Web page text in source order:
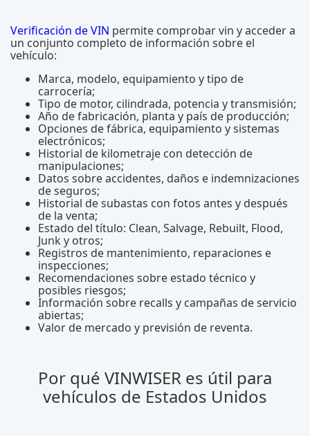
Verificación de VIN permite comprobar vin y acceder a
un conjunto completo de información sobre el
vehículo:
Marca, modelo, equipamiento y tipo de
carrocería;
Tipo de motor, cilindrada, potencia y transmisión;
Año de fabricación, planta y país de producción;
Opciones de fábrica, equipamiento y sistemas
electrónicos;
Historial de kilometraje con detección de
manipulaciones;
Datos sobre accidentes, daños e indemnizaciones
de seguros;
Historial de subastas con fotos antes y después
de la venta;
Estado del título: Clean, Salvage, Rebuilt, Flood,
Junk y otros;
Registros de mantenimiento, reparaciones e
inspecciones;
Recomendaciones sobre estado técnico y
posibles riesgos;
Información sobre recalls y campañas de servicio
abiertas;
Valor de mercado y previsión de reventa.
Por qué VINWISER es útil para
vehículos de Estados Unidos